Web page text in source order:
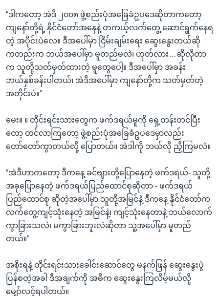
“ဒါကတော့ အဲဒီ ၂၀၀၈ ဖွဲ့စည်းပုံအခြေခံဥပဒေဆိုတာကတော့
ကျနော်တို့ရဲ့ နိုင်ငံတော်အနေနဲ့ တကယ့်လက်တွေ့ ဆောင်ရွက်နေရ
တဲ့ အပိုင်းပဲလေ။ ဒီအပေါ်မှာ ငြိမ်းချမ်းရေး ဆွေးနွေးတယ်ဆို
ကတည်းက ဘယ်အပေါ်မှာ မူတည်မလဲ၊ ဟုတ်လား…ဆိုလိုတာ
က သူတို့သတ်မှတ်ထားတဲ့ မူတွေပေါ့။ ဒီအပေါ်မှာ အခန်း
ဘယ်နှစ်ခန်းပါတယ်၊ အဲဒီအပေါ်မှာ ကျနော်တို့က သတ်မှတ်တဲ့
အတိုင်းပဲ။”
မေး။ ။ တိုင်းရင်းသားတွေက ဖက်ဒရယ်မူကို ရှေ့တန်းတင်ပြီး
တော့ တင်လာကြတော့ ဖွဲ့စည်းပုံအခြေခံဥပဒေမှာလည်း
တော်တော်ကွာတယ်လို့ ပြောတယ်။ အဲဒါကို ဘယ်လို ညှိကြမလဲ။
“အဲဒီဟာကတော့ ဒီကနေ့ ခင်ဗျားတို့ပြောနေတဲ့ ဖက်ဒရယ်- သူတို့
အခုပြောနေတဲ့ ဖက်ဒရယ်ပြည်ထောင်စုဆိုတာ - ဖက်ဒရယ်
ပြည်ထောင်စု ဆိုတဲ့အပေါ်မှာ သူတို့အမြင်နဲ့ ဒီကနေ့ နိုင်ငံတော်က
လက်တွေ့ကျင့်သုံးနေတဲ့ အမြင်နဲ့၊ ကျင့်သုံးနေတာနဲ့ ဘယ်လောက်
ကွာခြားသလဲ၊ မကွာခြားဘူးလဲဆိုတာ သူ့အပေါ်မှာ မူတည်
တယ်။”
အစိုးရနဲ့ တိုင်းရင်းသားခေါင်းဆောင်တွေ မနက်ဖြန် ဆွေးနွေးပွဲ
ပြန်စတဲ့အခါ ဒီအချက်ကို အဓိက ဆွေးနွေးကြလိမ့်မယ်လို့
မျှော်လင့်ရပါတယ်။